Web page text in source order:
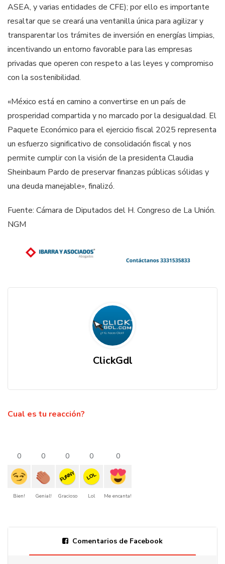
ASEA, y varias entidades de CFE); por ello es importante
resaltar que se creará una ventanilla única para agilizar y
transparentar los trámites de inversión en energías limpias,
incentivando un entorno favorable para las empresas
privadas que operen con respeto a las leyes y compromiso
con la sostenibilidad.
«México está en camino a convertirse en un país de
prosperidad compartida y no marcado por la desigualdad. El
Paquete Económico para el ejercicio fiscal 2025 representa
un esfuerzo significativo de consolidación fiscal y nos
permite cumplir con la visión de la presidenta Claudia
Sheinbaum Pardo de preservar finanzas públicas sólidas y
una deuda manejable», finalizó.
Fuente: Cámara de Diputados del H. Congreso de La Unión.
NGM
ClickGdl
Cual es tu reacción?
0
Bien!
0
Genial!
0
FUNNY
Gracioso
0
LOL
Lol
0
Me encanta!
Comentarios de Facebook